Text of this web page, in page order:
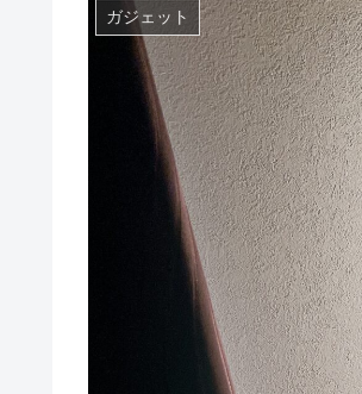
ガジェット